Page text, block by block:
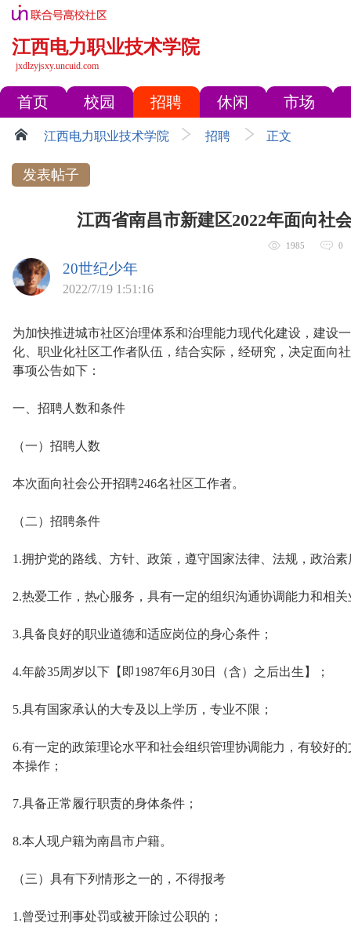
江西电力职业技术学院
jxdlzyjsxy.uncuid.com
首页 校园 招聘 休闲 市场
江西电力职业技术学院 招聘 正文
发表帖子
江西省南昌市新建区2022年面向社
1985 0
20世纪少年
2022/7/19 1:51:16
为加快推进城市社区治理体系和治理能力现代化建设，建设
化、职业化社区工作者队伍，结合实际，经研究，决定面向
事项公告如下：
一、招聘人数和条件
（一）招聘人数
本次面向社会公开招聘246名社区工作者。
（二）招聘条件
1.拥护党的路线、方针、政策，遵守国家法律、法规，政治
2.热爱工作，热心服务，具有一定的组织沟通协调能力和相
3.具备良好的职业道德和适应岗位的身心条件；
4.年龄35周岁以下【即1987年6月30日（含）之后出生】；
5.具有国家承认的大专及以上学历，专业不限；
6.有一定的政策理论水平和社会组织管理协调能力，有较好
本操作；
7.具备正常履行职责的身体条件；
8.本人现户籍为南昌市户籍。
（三）具有下列情形之一的，不得报考
1.曾受过刑事处罚或被开除过公职的；